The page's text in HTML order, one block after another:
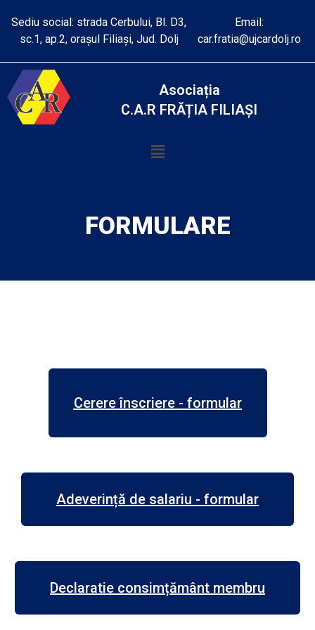
Sediu social: strada Cerbului, Bl. D3,
sc.1, ap.2, orașul Filiași, Jud. Dolj
Email:
car.fratia@ujcardolj.ro
Asociația
C.A.R FRĂȚIA FILIAȘI
FORMULARE
Cerere înscriere - formular
Adeverință de salariu - formular
Declaratie consimțământ membru